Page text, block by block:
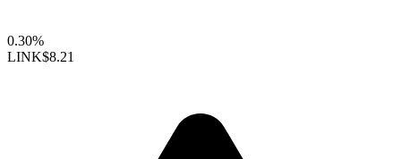
0.30%
LINK$8.21